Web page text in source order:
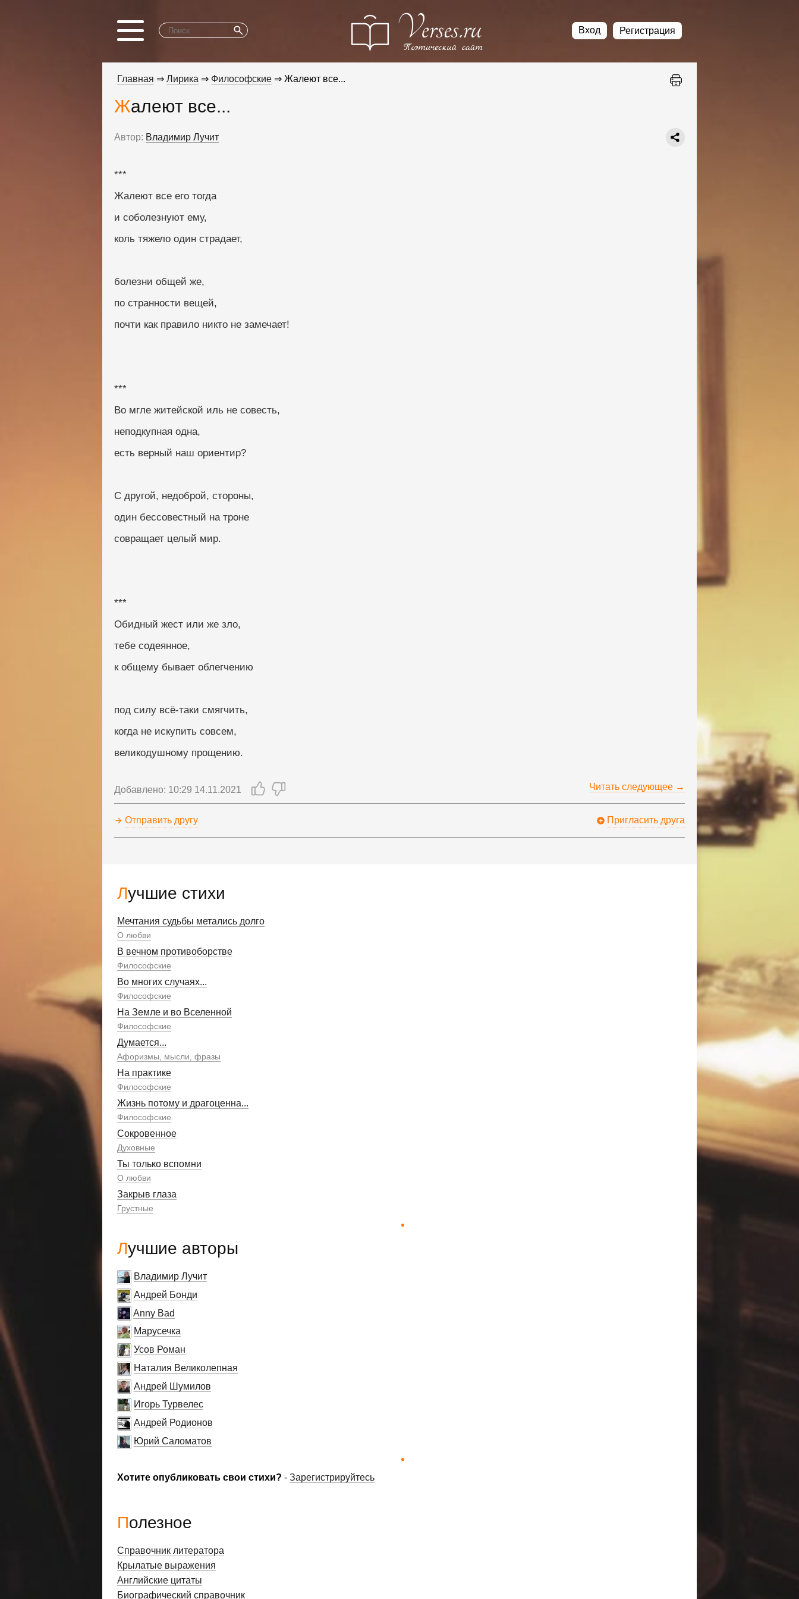
Вход Регистрация
Лучшие стихи
Мечтания судьбы метались долго
О любви
В вечном противоборстве
Философские
Во многих случаях...
Философские
На Земле и во Вселенной
Философские
Думается...
Афоризмы, мысли, фразы
На практике
Философские
Жизнь потому и драгоценна...
Философские
Сокровенное
Духовные
Ты только вспомни
О любви
Закрыв глаза
Грустные
Лучшие авторы
Владимир Лучит
Андрей Бонди
Anny Bad
Марусечка
Усов Роман
Наталия Великолепная
Андрей Шумилов
Игорь Турвелес
Андрей Родионов
Юрий Саломатов
Хотите опубликовать свои стихи? - Зарегистрируйтесь
Главная ⇒ Лирика ⇒ Философские ⇒ Жалеют все...
Жалеют все...
Автор: Владимир Лучит
***
Жалеют все его тогда
и соболезнуют ему,
коль тяжело один страдает,
болезни общей же,
по странности вещей,
почти как правило никто не замечает!
***
Во мгле житейской иль не совесть,
неподкупная одна,
есть верный наш ориентир?
С другой, недоброй, стороны,
один бессовестный на троне
совращает целый мир.
***
Обидный жест или же зло,
тебе содеянное,
к общему бывает облегчению
под силу всё-таки смягчить,
когда не искупить совсем,
великодушному прощению.
Добавлено: 10:29 14.11.2021 Читать следующее →
Отправить другу Пригласить друга
Полезное
Справочник литератора
Крылатые выражения
Английские цитаты
Биографический справочник